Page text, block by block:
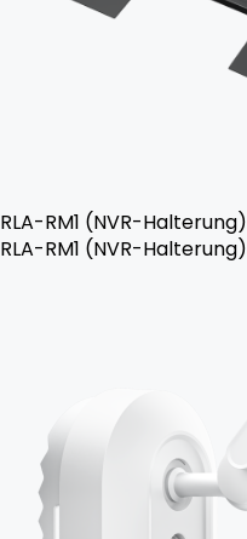
RLA-RM1 (NVR-Halterung)
RLA-RM1 (NVR-Halterung)